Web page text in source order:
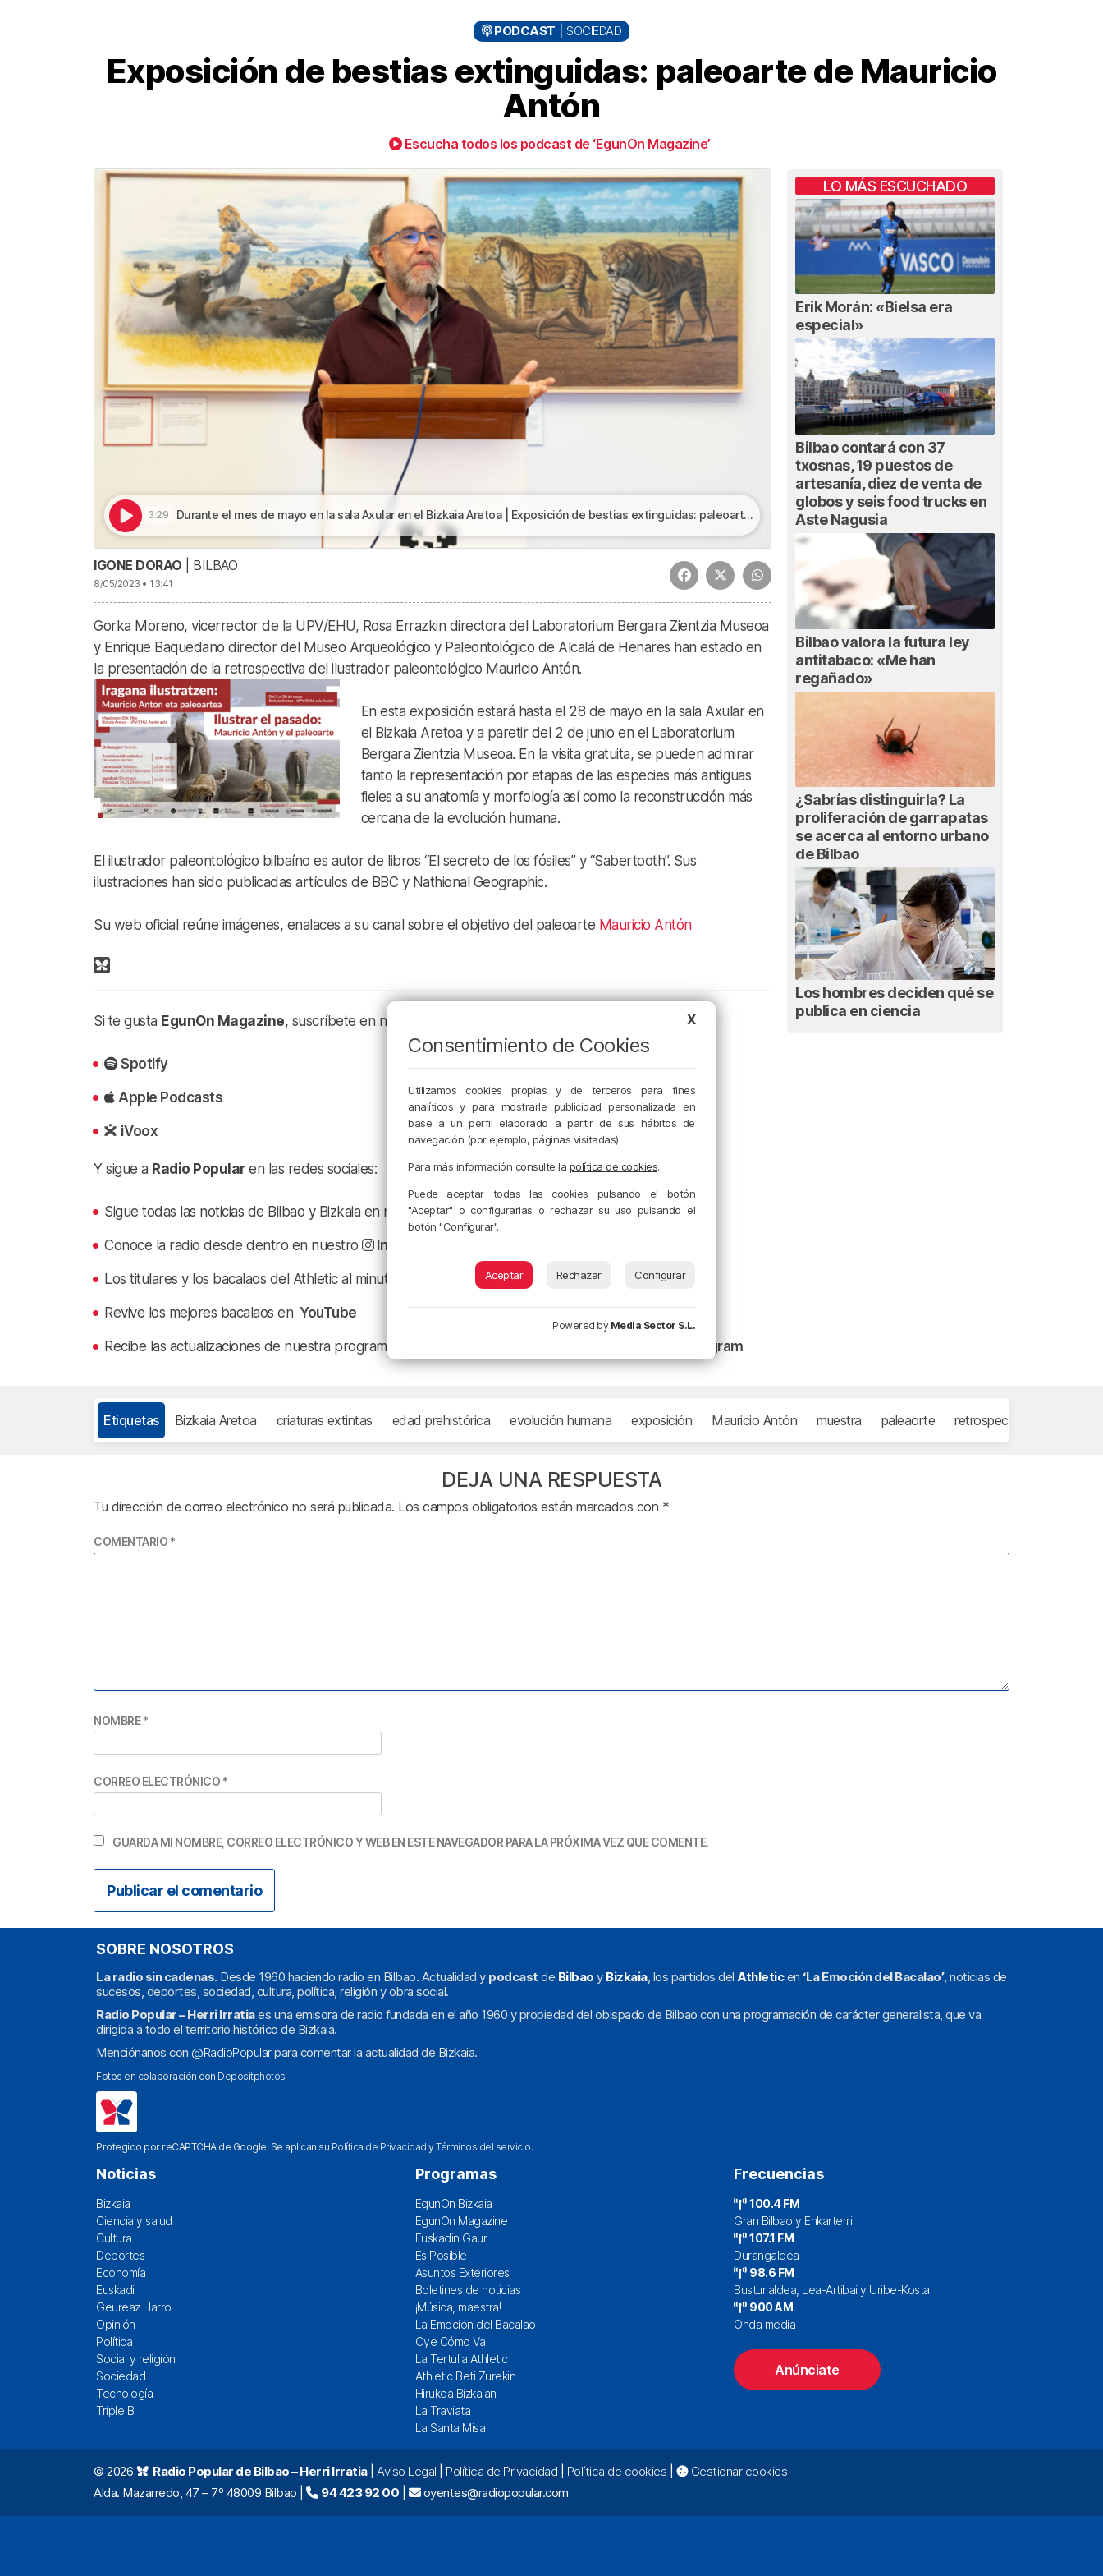
PODCAST SOCIEDAD
Exposición de bestias extinguidas: paleoarte de Mauricio
Antón
Escucha todos los podcast de ‘EgunOn Magazine’
3:29 Durante el mes de mayo en la sala Axular en el Bizkaia Aretoa | Exposición de bestias extinguidas: paleoarte de Mauricio Antón
IGONE DORAO | BILBAO
8/05/2023 • 13:41
Gorka Moreno, vicerrector de la UPV/EHU, Rosa Errazkin directora del Laboratorium Bergara Zientzia Museoa
y Enrique Baquedano director del Museo Arqueológico y Paleontológico de Alcalá de Henares han estado en
la presentación de la retrospectiva del ilustrador paleontológico Mauricio Antón.
En esta exposición estará hasta el 28 de mayo en la sala Axular en
el Bizkaia Aretoa y a paretir del 2 de junio en el Laboratorium
Bergara Zientzia Museoa. En la visita gratuita, se pueden admirar
tanto la representación por etapas de las especies más antiguas
fieles a su anatomía y morfología así como la reconstrucción más
cercana de la evolución humana.
El ilustrador paleontológico bilbaíno es autor de libros “El secreto de los fósiles” y “Sabertooth”. Sus
ilustraciones han sido publicadas artículos de BBC y Nathional Geographic.
Su web oficial reúne imágenes, enalaces a su canal sobre el objetivo del paleoarte Mauricio Antón
Si te gusta EgunOn Magazine, suscríbete en nuestros canales de podcast:
Spotify
Apple Podcasts
iVoox
Y sigue a Radio Popularen las redes sociales:
Sigue todas las noticias de Bilbao y Bizkaia en nuestro Facebook
Conoce la radio desde dentro en nuestro Instagram
Los titulares y los bacalaos del Athletic al minuto en
Revive los mejores bacalaos en YouTube
Recibe las actualizaciones de nuestra programación y nuestras noticias en nuestro canal de Telegram
LO MÁS ESCUCHADO
Erik Morán: «Bielsa era
especial»
Bilbao contará con 37
txosnas, 19 puestos de
artesanía, diez de venta de
globos y seis food trucks en
Aste Nagusia
Bilbao valora la futura ley
antitabaco: «Me han
regañado»
¿Sabrías distinguirla? La
proliferación de garrapatas
se acerca al entorno urbano
de Bilbao
Los hombres deciden qué se
publica en ciencia
Etiquetas Bizkaia Aretoa criaturas extintas edad prehistórica evolución humana exposición Mauricio Antón muestra paleaorte retrospectiva
DEJA UNA RESPUESTA
Tu dirección de correo electrónico no será publicada. Los campos obligatorios están marcados con *
COMENTARIO *
NOMBRE*
CORREO ELECTRÓNICO *
GUARDA MI NOMBRE, CORREO ELECTRÓNICO Y WEB EN ESTE NAVEGADOR PARA LA PRÓXIMA VEZ QUE COMENTE.
SOBRE NOSOTROS
La radio sin cadenas. Desde 1960 haciendo radio en Bilbao. Actualidad y podcast de Bilbao y Bizkaia, los partidos del Athleticen ‘La Emoción del Bacalao’, noticias de
sucesos, deportes, sociedad, cultura, política, religión y obra social.
Radio Popular – Herri Irratiaes una emisora de radio fundada en el año 1960 y propiedad del obispado de Bilbao con una programación de carácter generalista, que va
dirigida a todo el territorio histórico de Bizkaia.
Menciónanos con @RadioPopularpara comentar la actualidad de Bizkaia.
Fotos en colaboración con Depositphotos
Protegido por reCAPTCHA de Google. Se aplican su Política de Privacidad yTérminos del servicio.
Noticias
Bizkaia
Ciencia y salud
Cultura
Deportes
Economía
Euskadi
Geureaz Harro
Opinión
Política
Social y religión
Sociedad
Tecnología
Triple B
Programas
EgunOn Bizkaia
EgunOn Magazine
Euskadin Gaur
Es Posible
Asuntos Exteriores
Boletines de noticias
¡Música, maestra!
La Emoción del Bacalao
Oye Cómo Va
La Tertulia Athletic
Athletic Beti Zurekin
Hirukoa Bizkaian
La Traviata
La Santa Misa
Frecuencias
100.4 FM
Gran Bilbao y Enkarterri
107.1 FM
Durangaldea
98.6 FM
Busturialdea, Lea-Artibai y Uribe-Kosta
900 AM
Onda media
Anúnciate
© 2026 Radio Popular de Bilbao – Herri Irratia| Aviso Legal Política de Privacidad Política de cookies
Gestionar cookies
Alda. Mazarredo, 47 – 7º 48009 Bilbao |
94 423 92 00 oyentes@radiopopular.com
X
Consentimiento de Cookies
Utilizamos cookies propias y de terceros para fines
analíticos y para mostrarle publicidad personalizada en
base a un perfil elaborado a partir de sus hábitos de
navegación (por ejemplo, páginas visitadas).
Para más información consulte la política de cookies.
Puede aceptar todas las cookies pulsando el botón
"Aceptar" o configurarlas o rechazar su uso pulsando el
botón "Configurar".
Aceptar Rechazar Configurar
Powered by Media Sector S.L.